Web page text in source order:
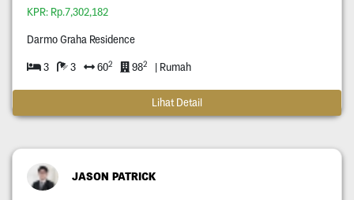
KPR: Rp.7,302,182
Darmo Graha Residence
3 3 602 982 | Rumah
Lihat Detail
JASON PATRICK